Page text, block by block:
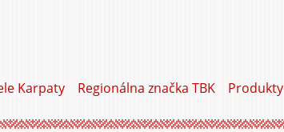
Karpaty Regionálna značka TBK Produkty